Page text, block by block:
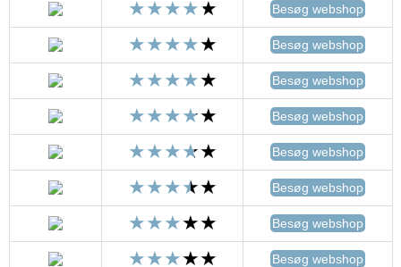
Besøg webshop
Besøg webshop
Besøg webshop
Besøg webshop
Besøg webshop
Besøg webshop
Besøg webshop
Besøg webshop